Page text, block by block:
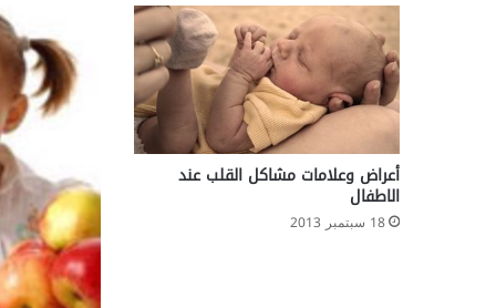
أعراض وعلامات مشاكل القلب عند
الاطفال
18 سبتمبر 2013